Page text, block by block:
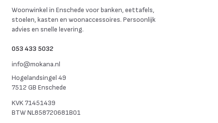
Woonwinkel in Enschede voor banken, eettafels,
stoelen, kasten en woonaccessoires. Persoonlijk
advies en snelle levering.
053 433 5032
info@mokana.nl
Hogelandsingel 49
7512 GB Enschede
KVK71451439
BTWNL858720681B01